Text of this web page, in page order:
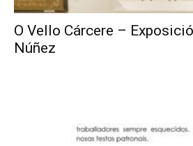
O Vello Cárcere –
Núñez